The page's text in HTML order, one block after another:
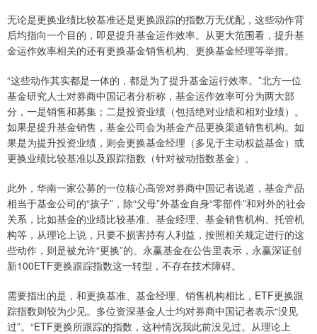
无论是更换业绩比较基准还是更换跟踪的指数万无优配，这些动作背
后均指向一个目的，即是提升基金运作效率。从更大范围看，提升基
金运作效率相关的还有更换基金销售机构、更换基金经理等举措。
“这些动作其实都是一体的，都是为了提升基金运行效率。”北方一位
基金研究人士对券商中国记者分析称，基金运作效率可分为两大部
分，一是销售和募集；二是投资业绩（包括绝对业绩和相对业绩）。
如果是提升基金销售，基金公司会为基金产品更换渠道销售机构。如
果是为提升投资业绩，则会更换基金经理（多见于主动权益基金）或
更换业绩比较基准以及跟踪指数（针对被动指数基金）。
此外，华南一家公募的一位核心高管对券商中国记者说道，基金产品
相当于基金公司的“孩子”，除“父母”外基金自身“零部件”和对外的社会
关系，比如基金的业绩比较基准、基金经理、基金销售机构、托管机
构等，从理论上说，只要不损害持有人利益，按照相关规定进行的这
些动作，则是被允许“更换”的。永赢基金在公告里表示，永赢深证创
新100ETF更换跟踪指数这一转型，不存在技术障碍。
需要指出的是，和更换基准、基金经理、销售机构相比，ETF更换跟
踪指数则较为少见。多位资深基金人士均对券商中国记者表示“没见
过”。“ETF更换所跟踪的指数，这种情况我此前没见过。从理论上